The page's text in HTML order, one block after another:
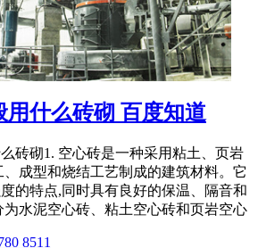
用什么砖砌 百度知道
砖砌1. 空心砖是一种采用粘土、页岩
成型和烧结工艺制成的建筑材料。它
的特点,同时具有良好的保温、隔音和
为水泥空心砖、粘土空心砖和页岩空心
8511